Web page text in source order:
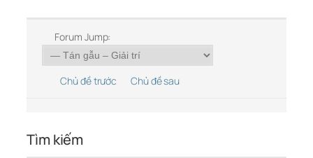
Forum Jump:
Chủ đề trước Chủ đề sau
Tìm kiếm